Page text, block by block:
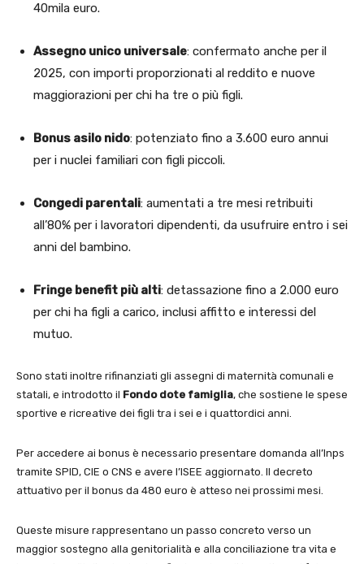
40mila euro.
Assegno unico universale: confermato anche per il
2025, con importi proporzionati al reddito e nuove
maggiorazioni per chi ha tre o più figli.
Bonus asilo nido: potenziato fino a 3.600 euro annui
per i nuclei familiari con figli piccoli.
Congedi parentali: aumentati a tre mesi retribuiti
all’80% per i lavoratori dipendenti, da usufruire entro i sei
anni del bambino.
Fringe benefit più alti: detassazione fino a 2.000 euro
per chi ha figli a carico, inclusi affitto e interessi del
mutuo.
Sono stati inoltre rifinanziati gli assegni di maternità comunali e
statali, e introdotto il Fondo dote famiglia, che sostiene le spese
sportive e ricreative dei figli tra i sei e i quattordici anni.
Per accedere ai bonus è necessario presentare domanda all’Inps
tramite SPID, CIE o CNS e avere l’ISEE aggiornato. Il decreto
attuativo per il bonus da 480 euro è atteso nei prossimi mesi.
Queste misure rappresentano un passo concreto verso un
maggior sostegno alla genitorialità e alla conciliazione tra vita e